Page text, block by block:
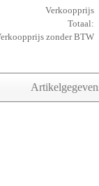
Verkoopprijs
Totaal:
zonder BTW